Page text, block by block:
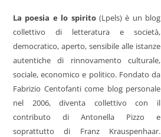
La poesia e lo spirito(Lpels) è un blog
collettivo di letteratura e società,
democratico, aperto, sensibile alle istanze
autentiche di rinnovamento culturale,
sociale, economico e politico. Fondato da
Fabrizio Centofanti come blog personale
nel 2006, diventa collettivo con il
contributo di Antonella Pizzo e
soprattutto di Franz Krauspenhaar.